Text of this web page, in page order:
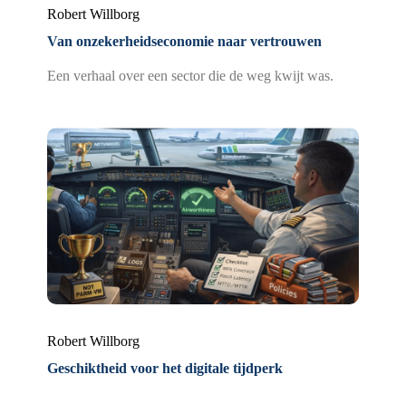
Robert Willborg
Van onzekerheidseconomie naar vertrouwen
Een verhaal over een sector die de weg kwijt was.
Robert Willborg
Geschiktheid voor het digitale tijdperk